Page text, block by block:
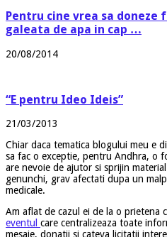
Pentru cine vrea sa doneze
galeata de apa in cap …
20/08/2014
“E pentru Ideo Ideis”
21/03/2013
Chiar daca tematica blogului meu e
sa fac o exceptie, pentru Andhra, o
are nevoie de ajutor si sprijin
genunchi, grav afectati dupa un
medicale.
Am aflat de cazul ei de la o prietena
eventul care centralizeaza toate
mesaje, donatii si cateva licitatii